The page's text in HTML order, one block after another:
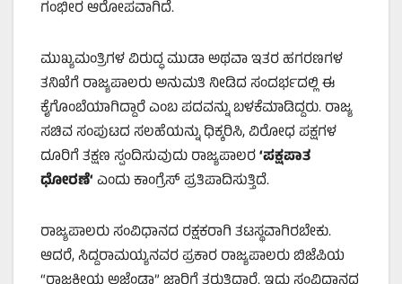
ಗಂಭೀರ ಆರೋಪವಾಗಿದೆ.
ಮುಖ್ಯಮಂತ್ರಿಗಳ ವಿರುದ್ಧ ಮುಡಾ ಅಥವಾ ಇತರ ಹಗರಣಗಳ
ತನಿಖೆಗೆ ರಾಜ್ಯಪಾಲರು ಅನುಮತಿ ನೀಡಿದ ಸಂದರ್ಭದಲ್ಲಿ ಈ
ಕೈಗೊಂಬೆಯಾಗಿದ್ದಾರೆ ಎಂಬ ಪದವನ್ನು ಬಳಕೆಮಾಡಿದ್ದರು. ರಾಜ್ಯ
ಸಚಿವ ಸಂಪುಟದ ಸಲಹೆಯನ್ನು ಧಿಕ್ಕರಿಸಿ, ವಿರೋಧ ಪಕ್ಷಗಳ
ದೂರಿಗೆ ತಕ್ಷಣ ಸ್ಪಂದಿಸುವುದು ರಾಜ್ಯಪಾಲರ‘ಪಕ್ಷಪಾತ
ಧೋರಣೆ‘ಎಂದು ಕಾಂಗ್ರೆಸ್ ಪ್ರತಿಪಾದಿಸುತ್ತಿದೆ.
ರಾಜ್ಯಪಾಲರು ಸಂವಿಧಾನದ ರಕ್ಷಕರಾಗಿ ತಟಸ್ಥವಾಗಿರಬೇಕು.
ಆದರೆ, ಸಿದ್ದರಾಮಯ್ಯನವರ ಪ್ರಕಾರ ರಾಜ್ಯಪಾಲರು ಬಿಜೆಪಿಯ